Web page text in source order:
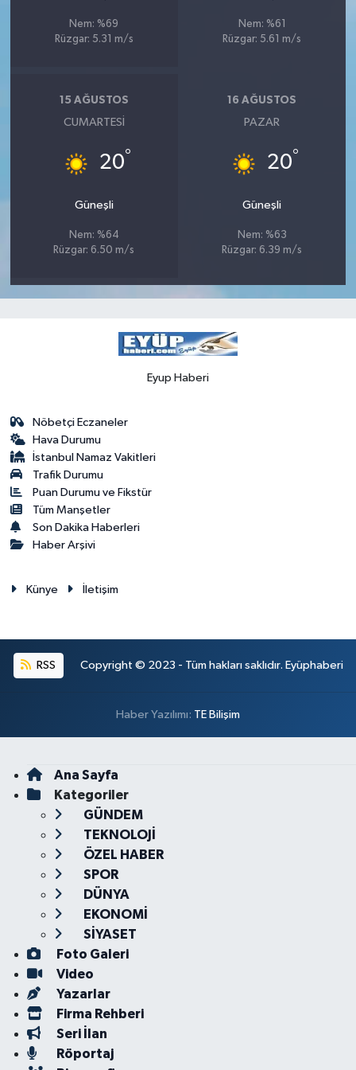
Nem: %69
Rüzgar: 5.31 m/s
Nem: %61
Rüzgar: 5.61 m/s
15 AĞUSTOS
CUMARTESI
20°
Güneşli
Nem: %64
Rüzgar: 6.50 m/s
16 AĞUSTOS
PAZAR
20°
Güneşli
Nem: %63
Rüzgar: 6.39 m/s
Eyup Haberi
Nöbetçi Eczaneler
Hava Durumu
İstanbul Namaz Vakitleri
Trafik Durumu
Puan Durumu ve Fikstür
Tüm Manşetler
Son Dakika Haberleri
Haber Arşivi
Künye İletişim
RSS Copyright © 2023 - Tüm hakları saklıdır. Eyüphaberi
Haber Yazılımı: TE Bilişim
Ana Sayfa
Kategoriler
GÜNDEM
TEKNOLOJİ
ÖZEL HABER
SPOR
DÜNYA
EKONOMİ
SİYASET
Foto Galeri
Video
Yazarlar
Firma Rehberi
Seri İlan
Röportaj